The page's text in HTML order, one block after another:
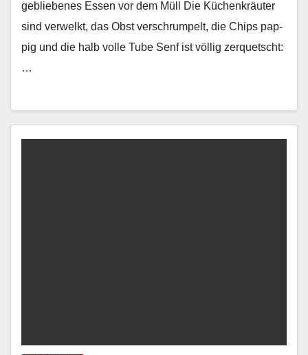
gebliebenes Essen vor dem Müll Die Küchenkräuter
sind ver­welkt, das Obst ver­schrumpelt, die Chips pap­
pig und die halb volle Tube Senf ist völ­lig zer­quetscht:
…